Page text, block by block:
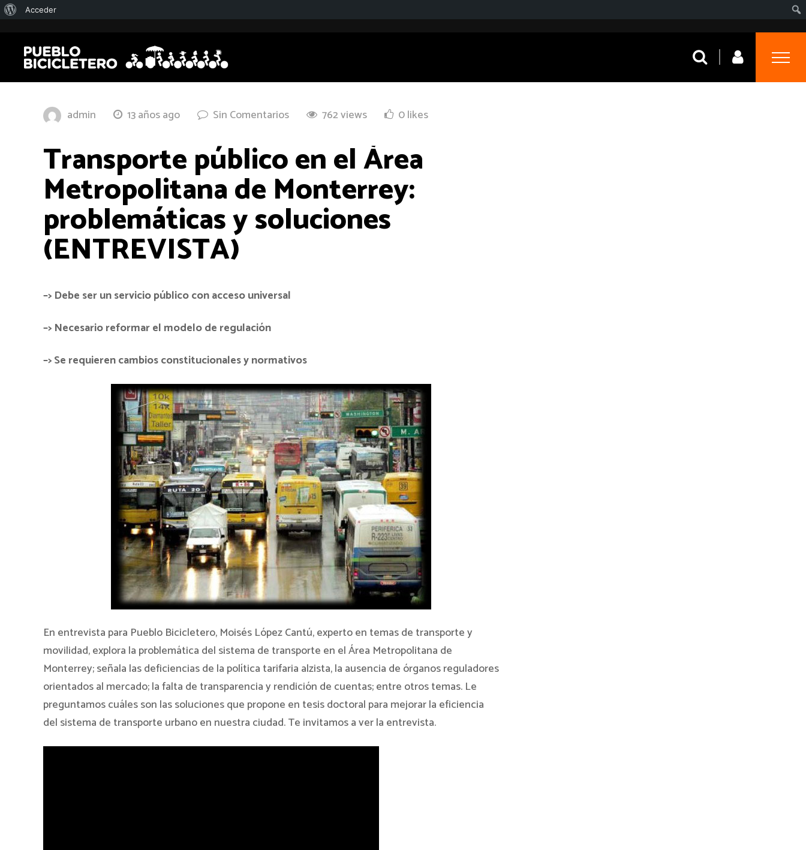
admin 13 años ago Sin Comentarios 762 views 0 likes
Transporte público en el Área
Metropolitana de Monterrey:
problemáticas y soluciones
(ENTREVISTA)
–> Debe ser un servicio público con acceso universal
–> Necesario reformar el modelo de regulación
–> Se requieren cambios constitucionales y normativos
En entrevista para Pueblo Bicicletero, Moisés López Cantú, experto en temas de transporte y
movilidad, explora la problemática del sistema de transporte en el Área Metropolitana de
Monterrey; señala las deficiencias de la política tarifaria alzista, la ausencia de órganos reguladores
orientados al mercado; la falta de transparencia y rendición de cuentas; entre otros temas. Le
preguntamos cuáles son las soluciones que propone en tesis doctoral para mejorar la eficiencia
del sistema de transporte urbano en nuestra ciudad. Te invitamos a ver la entrevista.
Acerca
WordPress
Acceder